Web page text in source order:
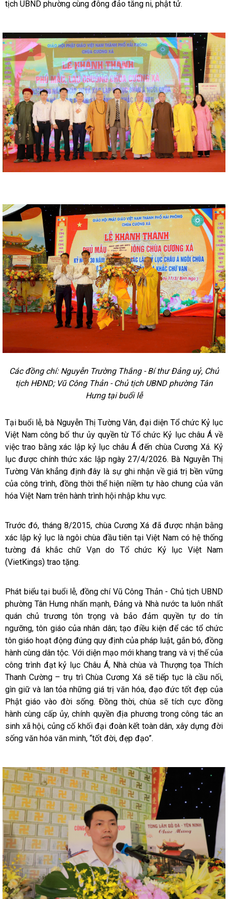
tịch UBND phường cùng đông đảo tăng ni, phật tử.
Các đồng chí: Nguyễn Trường Thắng - Bí thư Đảng uỷ, Chủ
tịch HĐND; Vũ Công Thản - Chủ tịch UBND phường Tân
Hưng tại buổi lễ
Tại buổi lễ, bà Nguyễn Thị Tường Vân, đại diện Tổ chức Kỷ lục
Việt Nam công bố thư ủy quyền từ Tổ chức Kỷ lục châu Á về
việc trao bằng xác lập kỷ lục châu Á đến chùa Cương Xá. Kỷ
lục được chính thức xác lập ngày 27/4/2026. Bà Nguyễn Thị
Tường Vân khẳng định đây là sự ghi nhận về giá trị bền vững
của công trình, đồng thời thể hiện niềm tự hào chung của văn
hóa Việt Nam trên hành trình hội nhập khu vực.
Trước đó, tháng 8/2015, chùa Cương Xá đã được nhận bằng
xác lập kỷ lục là ngôi chùa đầu tiên tại Việt Nam có hệ thống
tường đá khắc chữ Vạn do Tổ chức Kỷ lục Việt Nam
(VietKings) trao tặng.
Phát biểu tại buổi lễ, đồng chí Vũ Công Thản - Chủ tịch UBND
phường Tân Hưng nhấn mạnh, Đảng và Nhà nước ta luôn nhất
quán chủ trương tôn trọng và bảo đảm quyền tự do tín
ngưỡng, tôn giáo của nhân dân; tạo điều kiện để các tổ chức
tôn giáo hoạt động đúng quy định của pháp luật, gắn bó, đồng
hành cùng dân tộc. Với diện mạo mới khang trang và vị thế của
công trình đạt kỷ lục Châu Á, Nhà chùa và Thượng tọa Thích
Thanh Cường – trụ trì Chùa Cương Xá sẽ tiếp tục là cầu nối,
gìn giữ và lan tỏa những giá trị văn hóa, đạo đức tốt đẹp của
Phật giáo vào đời sống. Đồng thời, chùa sẽ tích cực đồng
hành cùng cấp ủy, chính quyền địa phương trong công tác an
sinh xã hội, củng cố khối đại đoàn kết toàn dân, xây dựng đời
sống văn hóa văn minh, “tốt đời, đẹp đạo”.